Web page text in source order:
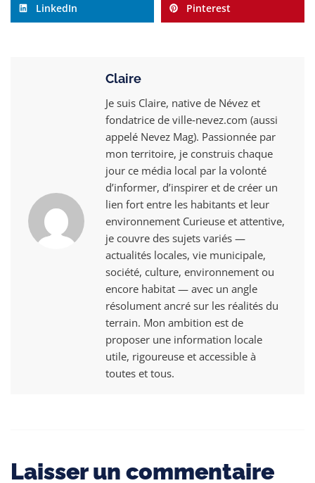
LinkedIn Pinterest
Claire
Je suis Claire, native de Névez et
fondatrice de ville‑nevez.com (aussi
appelé Nevez Mag). Passionnée par
mon territoire, je construis chaque
jour ce média local par la volonté
d’informer, d’inspirer et de créer un
lien fort entre les habitants et leur
environnement Curieuse et attentive,
je couvre des sujets variés —
actualités locales, vie municipale,
société, culture, environnement ou
encore habitat — avec un angle
résolument ancré sur les réalités du
terrain. Mon ambition est de
proposer une information locale
utile, rigoureuse et accessible à
toutes et tous.
Laisser un commentaire